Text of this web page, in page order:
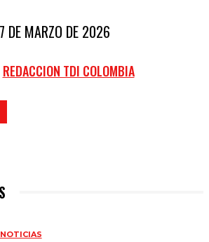
DE MARZO DE 2026
REDACCION TDI COLOMBIA
NOTICIAS